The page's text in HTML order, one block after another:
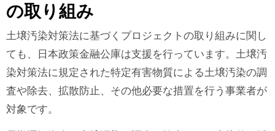
の取り組み
土壌汚染対策法に基づくプロジェクトの取り組みに関し
ても、日本政策金融公庫は支援を行っています。土壌汚
染対策法に規定された特定有害物質による土壌汚染の調
査や除去、拡散防止、その他必要な措置を行う事業者が
対象です。